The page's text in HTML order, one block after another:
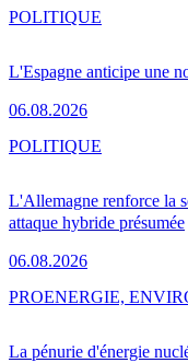
L'Espagne anticipe une
06.08.2026
POLITIQUE
L'Allemagne renforce la
attaque hybride présumée
06.08.2026
POLITIQUE
La pénurie d'énergie
PROENERGIE,